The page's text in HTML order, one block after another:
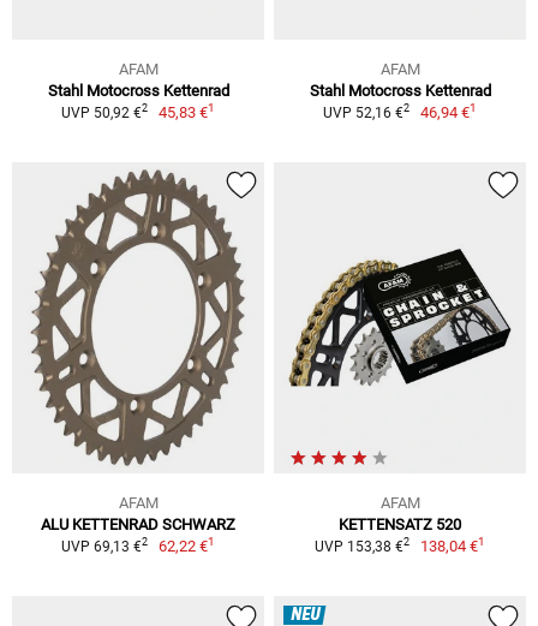
AFAM
Stahl Motocross Kettenrad
UVP 50,92 €2 45,83 €1
AFAM
Stahl Motocross Kettenrad
UVP 52,16 €2 46,94 €1
AFAM
ALU KETTENRAD SCHWARZ
UVP 69,13 €2 62,22 €1
AFAM
KETTENSATZ 520
UVP 153,38 €2 138,04 €1
NEU